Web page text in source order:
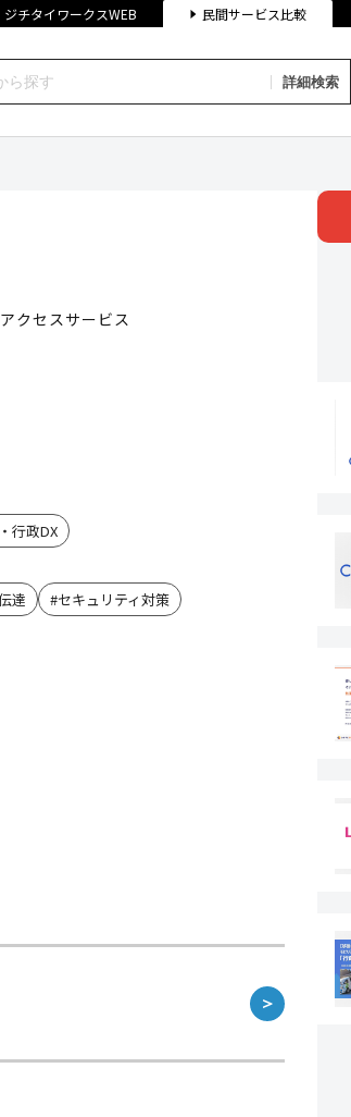
ジチタイワークスWEB 民間サービス比較
詳細検索
クセスサービス
行政DX
達 #セキュリティ対策
＞